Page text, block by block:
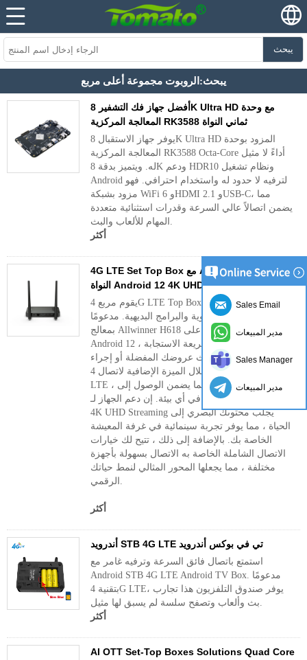
يبحث
يبحث:الروبوت مجموعة أعلى مربع
أفضل جهاز فك التشفير 8K Ultra HD مع وحدة
المعالجة المركزية RK3588 ثماني النواة
يوفر جهاز الاستقبال 8K Ultra HD المزود بوحدة
المعالجة المركزية RK3588 Octa-Core أداءً لا مثيل
له. ويتميز بدقة 8K ودعم HDR10 ونظام تشغيل
Android لترفيه لا حدود له واستخدام احترافي. فهو
مزود بشبكة WiFi 6 وHDMI 2.1 وUSB-C، مما
يضمن اتصالاً عالي السرعة وقدرات استثنائية متعددة
المهام للألعاب والبث.
أكثر
4G LTE Set Top Box مع Allwinner H618 رباعي
النواة Android 12 4K UHD Player
يقوم مربع 4G LTE Top Box بإعادة تعريف البث
بمزيجه من الأجهزة القوية والبرامج البديهية. مدعومًا
بمعالج Allwinner H618 رباعي النواة ويعمل على
Android 12 ، يوفر تجربة سلسة وسريعة الاستجابة
، سواء كنت تقوم ببث عروضك المفضلة أو إجراء
عروض تجارية. من خلال الميزة الإضافية لاتصال 4G
LTE ، لم تقم أبدًا باللمس ، مما يضمن الوصول إلى
الإنترنت عالي السرعة في أي بيئة. إن دعم الجهاز لـ
4K UHD Streaming يجلب محتوىك البصري إلى
الحياة ، مما يوفر تجربة سينمائية في غرفة المعيشة
الخاصة بك. بالإضافة إلى ذلك ، تتيح لك خيارات
الاتصال الشاملة الخاصة به الاتصال بسهولة بأجهزة
مختلفة ، مما يجعلها المحور المثالي لنمط حياتك
الرقمي.
أكثر
أندرويد STB 4G LTE تي في بوكس ​​أندرويد
استمتع باتصال فائق السرعة وترفيه غامر مع
Android STB 4G LTE Android TV Box. مدعومًا
بتقنية 4G LTE، يوفر صندوق التلفزيون هذا تجارب
بث وألعاب وتصفح سلسة لم يسبق لها مثيل.
أكثر
AI OTT Set-Top Boxes Solutions Quad Core
Sales Email
مدير المبيعات
Sales Manager
مدير المبيعات